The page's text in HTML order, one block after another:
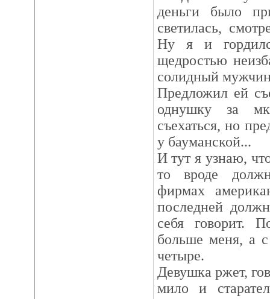
деньги было
светилась,
Ну я и
щедростью
солидный
Предложил ей
однушку за
съехаться, но
у бауманской...
И тут я узнаю,
то вроде
фирмах
последней
себя говорит.
больше меня, а
четыре.
Девушка ржет,
мило и